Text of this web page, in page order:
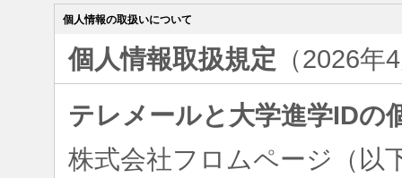
個人情報の取扱いについて
個人情報取扱規定 （2026
テレメールと大学進学IDの
株式会社フロムページ（以